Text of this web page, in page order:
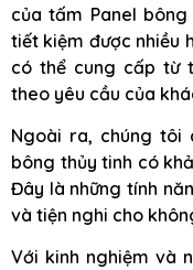
của tấm Panel
tiết kiệm được nhiều
có thể cung cấp từ
theo yêu cầu của
Ngoài ra, chúng tôi
bông thủy tinh có
Đây là những tính
và tiện nghi cho
Với kinh nghiệm và